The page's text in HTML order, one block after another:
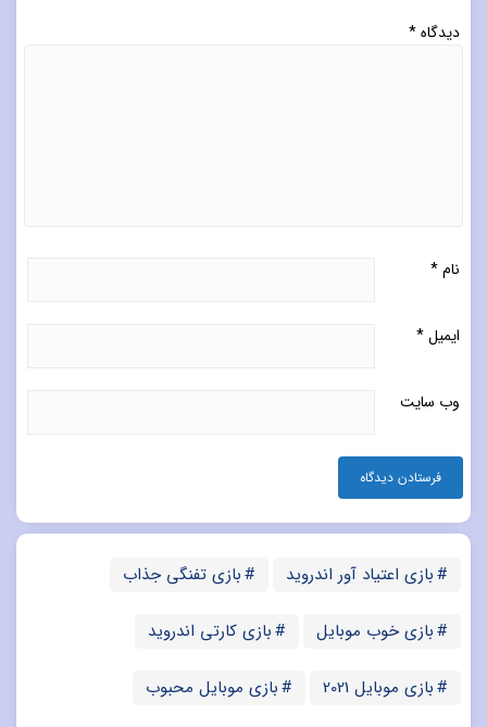
دیدگاه*
نام*
ایمیل*
وب‌ سایت
بازی اعتیاد آور اندروید بازی تفنگی جذاب
بازی خوب موبایل بازی کارتی اندروید
بازی موبایل 2021 بازی موبایل محبوب